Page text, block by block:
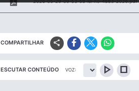
2026-05-29-09-53-58-lei-no-4883-2026.pdf
COMPARTILHAR share
ESCUTAR CONTEÚDO VOZ: play_arrow stop